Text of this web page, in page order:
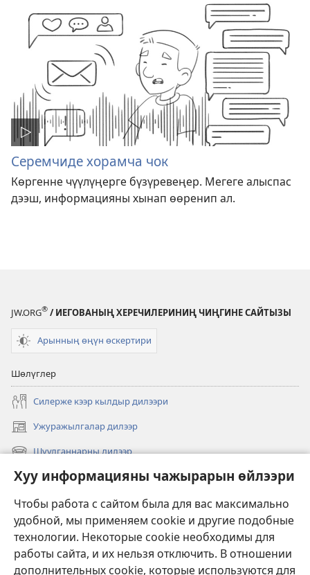
Хуу информацияны чажырарын өйлээри
Чтобы работа с сайтом была для вас максимально
удобной, мы применяем cookie и другие подобные
технологии. Некоторые cookie необходимы для
работы сайта, и их нельзя отключить. В отношении
дополнительных cookie, которые используются для
Серемчиде хорамча чок
Көргенне чүүлүңерге бүзүревеңер. Мегеге алыспас
дээш, информацияны хынап өөренип ал.
JW.ORG® / ИЕГОВАНЫҢ ХЕРЕЧИЛЕРИНИҢ ЧИҢГИНЕ САЙТЫЗЫ
Арынның өңүн өскертири
Шөлүглер
Силерже кээр кылдыр дилээри
Ужуражылгалар дилээр
(opens
new Шуулганнарны дилээр
(opens
new
window)
Чаа
Видеолар
Дилээшкин
Өргүлдер
(opens